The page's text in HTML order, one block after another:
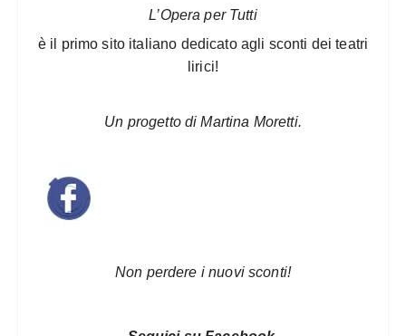
L’Opera per Tutti
è il primo sito italiano dedicato agli sconti dei teatri
lirici!
Un progetto di Martina Moretti.
Non perdere i nuovi sconti!